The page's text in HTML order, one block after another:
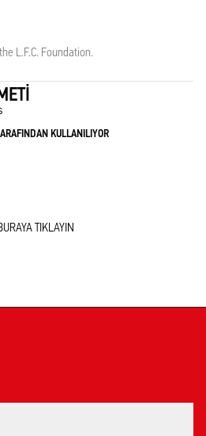
L.F.C. Foundation.
KULLANILIYOR
TIKLAYIN